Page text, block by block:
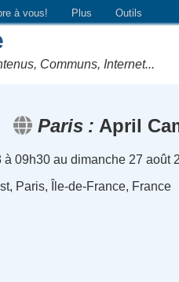
à vous! Plus Outils
Communs, Internet...
Paris April
à 09h30 au dimanche 27 août
Paris, Île-de-France, France